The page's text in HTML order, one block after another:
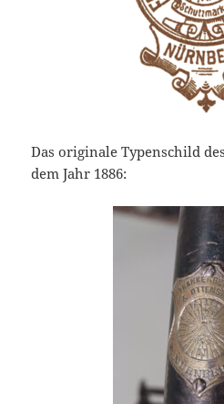
Das originale Typenschild
dem Jahr 1886: